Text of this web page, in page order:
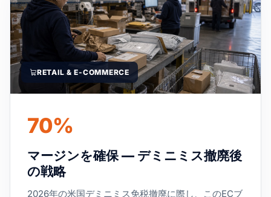
RETAIL & E-COMMERCE
70%
マージンを確保 — デミニミス撤廃後
の戦略
2026年の米国デミニミス免税撤廃に際し、このECブ